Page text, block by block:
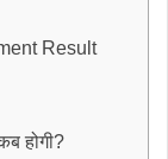
Result
होगी?